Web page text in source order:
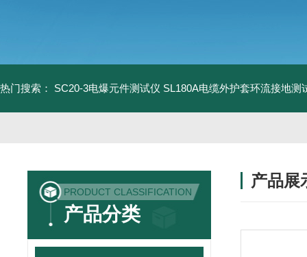
热门搜索： SC20-3电爆元件测试仪 SL180A电缆外护套环流接地测
PRODUCT CLASSIFICATION
产品分类
产品展